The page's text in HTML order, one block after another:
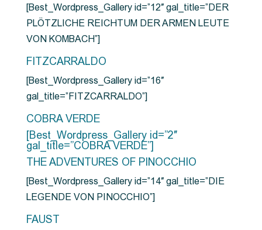
[Best_Wordpress_Gallery id=”12″ gal_title=”DER
PLÖTZLICHE REICHTUM DER ARMEN LEUTE
VON KOMBACH”]
FITZCARRALDO
[Best_Wordpress_Gallery id=”16″
gal_title=”FITZCARRALDO”]
COBRA VERDE
[Best_Wordpress_Gallery id=”2″
gal_title=”COBRA VERDE”]
THE ADVENTURES OF PINOCCHIO
[Best_Wordpress_Gallery id=”14″ gal_title=”DIE
LEGENDE VON PINOCCHIO”]
FAUST